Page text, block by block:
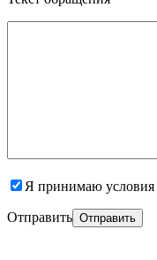
Я принимаю условия
Отправить